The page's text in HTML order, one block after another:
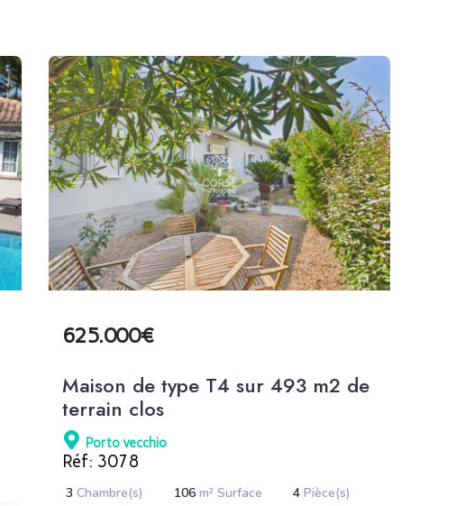
625.000€
Maison de type T4 sur 493 m2 de
terrain clos
Porto vecchio
Réf: 3078
3 Chambre(s) 106 m² Surface 4 Pièce(s)